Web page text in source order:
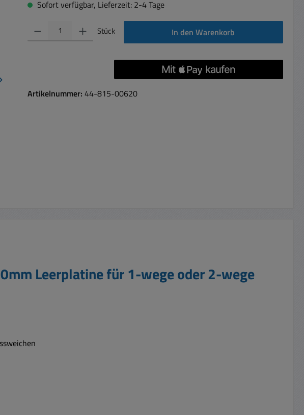
Sofort verfügbar, Lieferzeit: 2-4 Tage
Produkt Anzahl: Gib den gewünschten Wert ein oder benutze die Schaltflächen um die
Stück In den Warenkorb
Artikelnummer: 44-815-00620
Leerplatine für 1-wege oder 2-wege